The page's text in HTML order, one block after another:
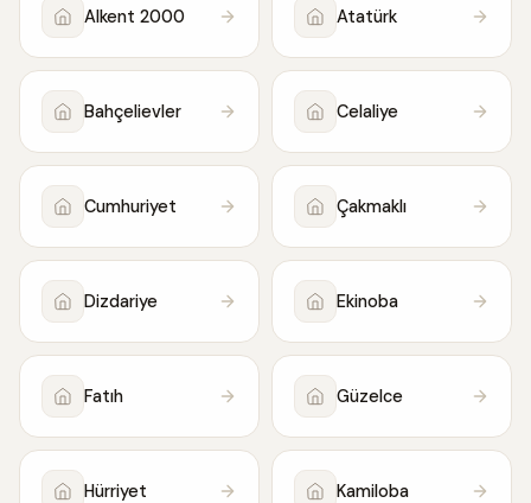
Alkent 2000 Atatürk
Bahçelievler Celaliye
Cumhuriyet Çakmaklı
Dizdariye Ekinoba
Fatıh Güzelce
Hürriyet Kamiloba